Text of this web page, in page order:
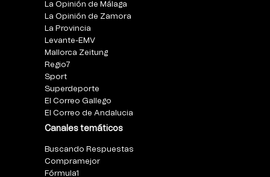
La Opinión de Málaga
La Opinión de Zamora
La Provincia
Levante-EMV
Mallorca Zeitung
Regio7
Sport
Superdeporte
El Correo Gallego
El Correo de Andalucia
Canales temáticos
Buscando Respuestas
Compramejor
Fórmula1